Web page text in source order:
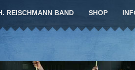
REISCHMANN BAND SHOP